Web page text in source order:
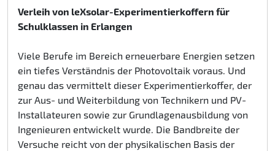
Verleih von leXsolar-Experimentierkoffern für
Schulklassen in Erlangen
Viele Berufe im Bereich erneuerbare Energien setzen
ein tiefes Verständnis der Photovoltaik voraus. Und
genau das vermittelt dieser Experimentierkoffer, der
zur Aus- und Weiterbildung von Technikern und PV-
Installateuren sowie zur Grundlagenausbildung von
Ingenieuren entwickelt wurde. Die Bandbreite der
Versuche reicht von der physikalischen Basis der